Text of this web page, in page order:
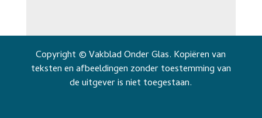
Copyright © Vakblad Onder Glas. Kopiëren van
teksten en afbeeldingen zonder toestemming van
de uitgever is niet toegestaan.